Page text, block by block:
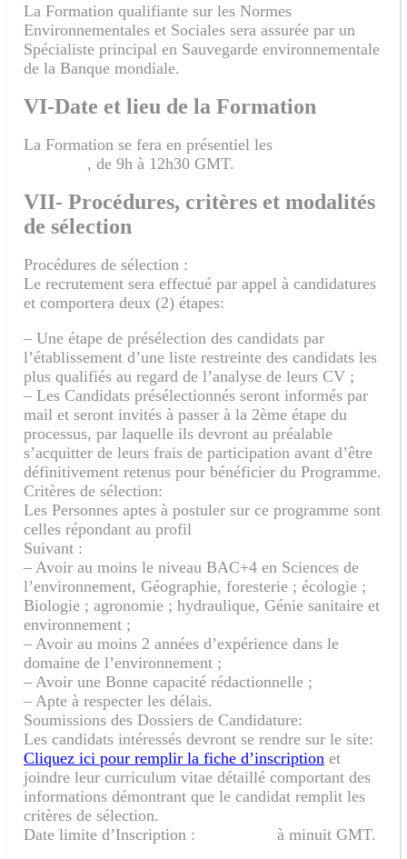
La Formation qualifiante sur les Normes
Environnementales et Sociales sera assurée par un
Spécialiste principal en Sauvegarde environnementale
de la Banque mondiale.
VI-Date et lieu de la Formation
La Formation se fera en présentiel les
, de 9h à 12h30 GMT.
VII- Procédures, critères et modalités
de sélection
Procédures de sélection :
Le recrutement sera effectué par appel à candidatures
et comportera deux (2) étapes:
– Une étape de présélection des candidats par
l’établissement d’une liste restreinte des candidats les
plus qualifiés au regard de l’analyse de leurs CV ;
– Les Candidats présélectionnés seront informés par
mail et seront invités à passer à la 2ème étape du
processus, par laquelle ils devront au préalable
s’acquitter de leurs frais de participation avant d’être
définitivement retenus pour bénéficier du Programme.
Critères de sélection:
Les Personnes aptes à postuler sur ce programme sont
celles répondant au profil
Suivant :
– Avoir au moins le niveau BAC+4 en Sciences de
l’environnement, Géographie, foresterie ; écologie ;
Biologie ; agronomie ; hydraulique, Génie sanitaire et
environnement ;
– Avoir au moins 2 années d’expérience dans le
domaine de l’environnement ;
– Avoir une Bonne capacité rédactionnelle ;
– Apte à respecter les délais.
Soumissions des Dossiers de Candidature:
Les candidats intéressés devront se rendre sur le site:
Cliquez ici pour remplir la fiche d’inscription et
joindre leur curriculum vitae détaillé comportant des
informations démontrant que le candidat remplit les
critères de sélection.
Date limite d’Inscription : à minuit GMT.